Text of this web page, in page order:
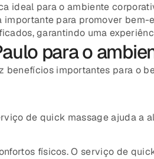
ideal para o ambiente
para promover bem-
garantindo uma
para o
benefícios importantes para o
de quick massage ajuda a
físicos. O serviço de